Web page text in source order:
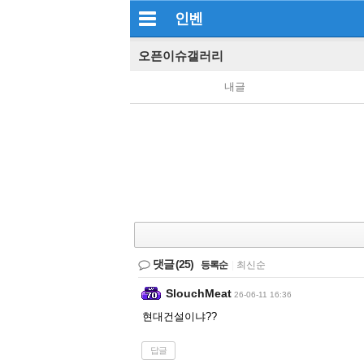
인벤
오픈이슈갤러리
내글
댓글(25) 등록순 최신순
SlouchMeat 26-06-11 16:36
현대건설이냐??
답글